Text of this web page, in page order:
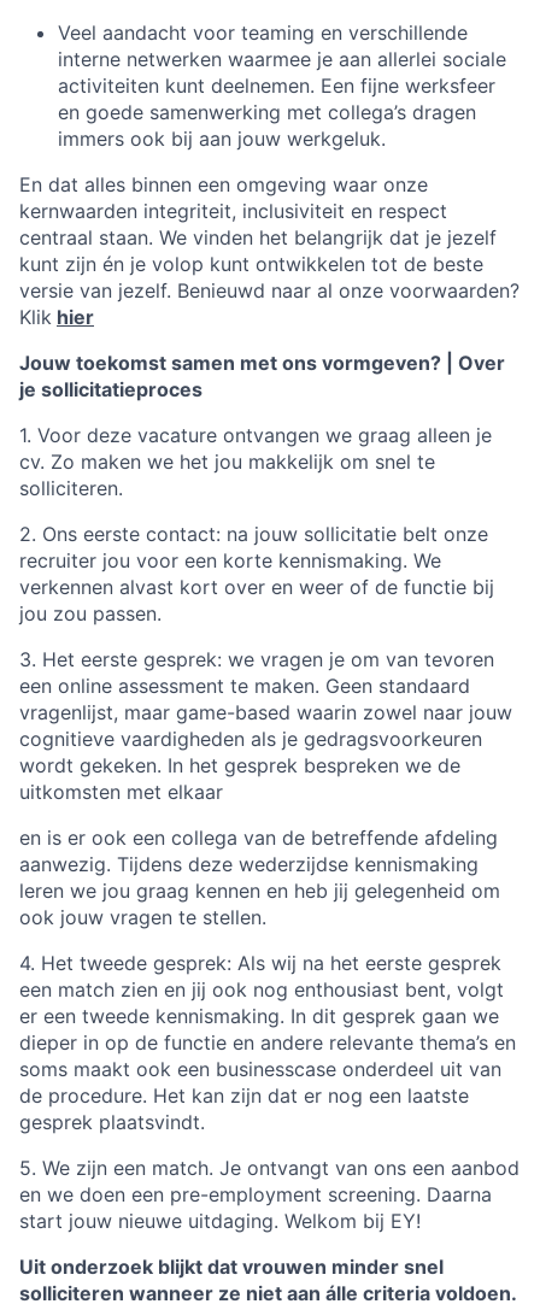
Veel aandacht voor teaming en verschillende
interne netwerken waarmee je aan allerlei sociale
activiteiten kunt deelnemen. Een fijne werksfeer
en goede samenwerking met collega’s dragen
immers ook bij aan jouw werkgeluk.
En dat alles binnen een omgeving waar onze
kernwaarden integriteit, inclusiviteit en respect
centraal staan. We vinden het belangrijk dat je jezelf
kunt zijn én je volop kunt ontwikkelen tot de beste
versie van jezelf. Benieuwd naar al onze voorwaarden?
Klik hier
Jouw toekomst samen met ons vormgeven? | Over
je sollicitatieproces
1. Voor deze vacature ontvangen we graag alleen je
cv. Zo maken we het jou makkelijk om snel te
solliciteren.
2. Ons eerste contact: na jouw sollicitatie belt onze
recruiter jou voor een korte kennismaking. We
verkennen alvast kort over en weer of de functie bij
jou zou passen.
3. Het eerste gesprek: we vragen je om van tevoren
een online assessment te maken. Geen standaard
vragenlijst, maar game-based waarin zowel naar jouw
cognitieve vaardigheden als je gedragsvoorkeuren
wordt gekeken. In het gesprek bespreken we de
uitkomsten met elkaar
en is er ook een collega van de betreffende afdeling
aanwezig. Tijdens deze wederzijdse kennismaking
leren we jou graag kennen en heb jij gelegenheid om
ook jouw vragen te stellen.
4. Het tweede gesprek: Als wij na het eerste gesprek
een match zien en jij ook nog enthousiast bent, volgt
er een tweede kennismaking. In dit gesprek gaan we
dieper in op de functie en andere relevante thema’s en
soms maakt ook een businesscase onderdeel uit van
de procedure. Het kan zijn dat er nog een laatste
gesprek plaatsvindt.
5. We zijn een match. Je ontvangt van ons een aanbod
en we doen een pre-employment screening. Daarna
start jouw nieuwe uitdaging. Welkom bij EY!
Uit onderzoek blijkt dat vrouwen minder snel
solliciteren wanneer ze niet aan álle criteria voldoen.